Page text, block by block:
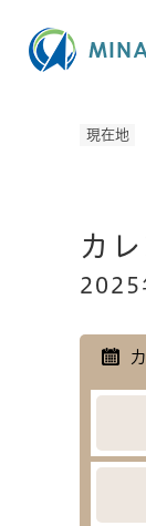
現在地
文
カ
2025